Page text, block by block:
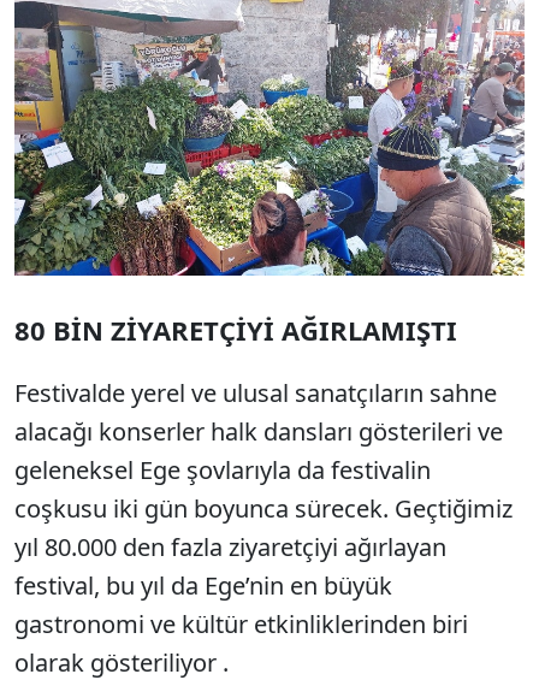
Sesi Aç
80 BİN ZİYARETÇİYİ AĞIRLAMIŞTI
Festivalde yerel ve ulusal sanatçıların sahne
alacağı konserler halk dansları gösterileri ve
geleneksel Ege şovlarıyla da festivalin
coşkusu iki gün boyunca sürecek. Geçtiğimiz
yıl 80.000 den fazla ziyaretçiyi ağırlayan
festival, bu yıl da Ege’nin en büyük
gastronomi ve kültür etkinliklerinden biri
olarak gösteriliyor .